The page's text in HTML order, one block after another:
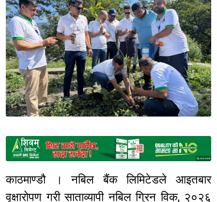
Sponsored
काठमाण्डौ । नबिल बैंक लिमिटेडले आइतबार
वृक्षारोपण गरी साताव्यापी नबिल ग्रिन विक, २०२६